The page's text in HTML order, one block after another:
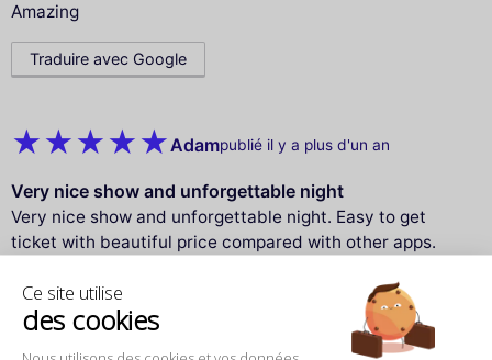
Ce site utilise
des cookies
Amazing
Traduire avec Google
Adampublié il y a plus d'un an
Very nice show and unforgettable night
Very nice show and unforgettable night. Easy to get
ticket with beautiful price compared with other apps.
Traduire avec Google